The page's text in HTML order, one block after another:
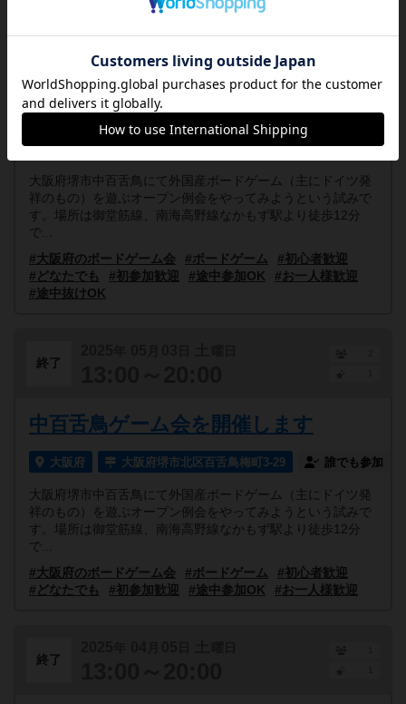
2025年 05月31日 土曜日
13:00～20:00
1
中百舌鳥ゲーム会を開催します
大阪府 大阪府堺市北区百舌鳥梅町3-29 誰でも参加
大阪府堺市中百舌鳥にて外国産ボードゲーム（主にドイツ発
祥のもの）を遊ぶオープン例会をやってみようという試みで
す。場所は御堂筋線、南海高野線なかもず駅より徒歩12分
で...
#大阪府のボードゲーム会
#ボードゲーム
#初心者歓迎
#どなたでも
#初参加歓迎 #途中参加OK
#お一人様歓迎
#途中抜けOK
終了
中百舌鳥ゲーム会を開催します
大阪府 大阪府堺市北区百舌鳥梅町3-29 誰でも参加
大阪府堺市中百舌鳥にて外国産ボードゲーム（主にドイツ発
祥のもの）を遊ぶオープン例会をやってみようという試みで
す。場所は御堂筋線、南海高野線なかもず駅より徒歩12分
で...
#大阪府のボードゲーム会
#ボードゲーム
#初心者歓迎
#どなたでも
#初参加歓迎 #途中参加OK #お一人様歓迎
終了